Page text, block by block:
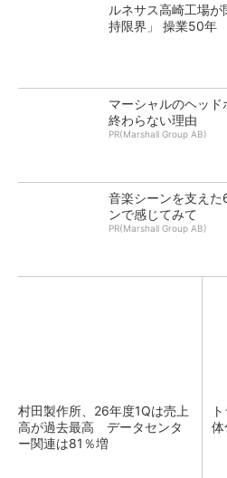
ルネサス高崎工場
持限界」 操業50年
マーシャルのヘッ
終わらない理由
PR(Marshall Group AB)
音楽シーンを支え
ンで感じてみて
PR(Marshall Group AB)
村田製作所、26年度1Qは売上
高が過去最高 データセンタ
ー関連は81％増
体